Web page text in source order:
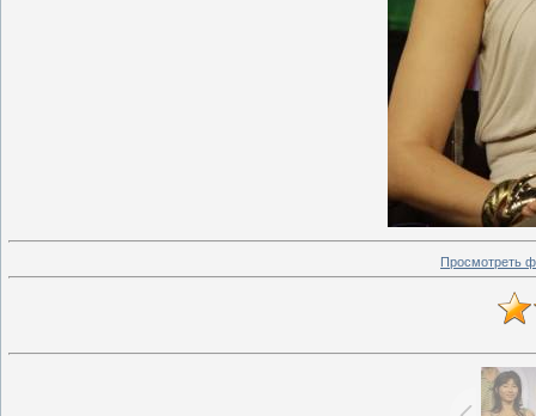
Просмотреть